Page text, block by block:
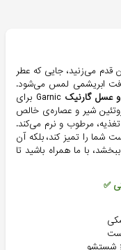
قدم می‌زنید، جایی که عطر
ابریشمی لمس می‌شود.
عسل گارنیک
Garnic برای
شیر و عصاره‌ی خالص
مرطوب و نرم می‌کند.
شما را تمیز کند، بلکه آن
با ما همراه باشید تا
✅
شستشو